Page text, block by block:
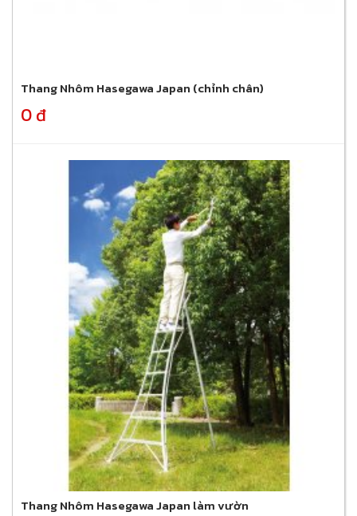
Thang Nhôm Hasegawa Japan (chỉnh chân)
0 đ
Thang Nhôm Hasegawa Japan làm vườn